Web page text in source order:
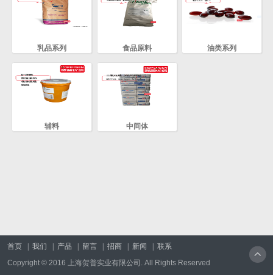
乳品系列 食品原料 油类系列
辅料 中间体
首页| 我们 产品 留言| 招商| 新闻
联系
Copyright © 2016 上海贺普实业有限公司. All Rights Reserved